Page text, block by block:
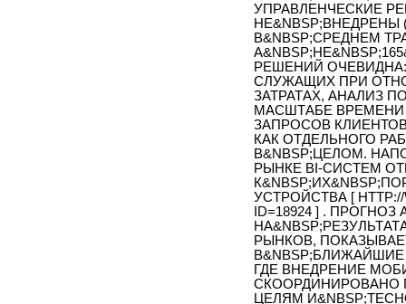
УПРАВЛЕНЧЕСКИЕ
В&NBSP;СРЕДНЕМ
РЕШЕНИЙ
СЛУЖАЩИХ ПРИ
ЗАТРАТАХ, АНАЛИЗ
МАСШТАБЕ ВРЕМЕНИ
ЗАПРОСОВ
КАК ОТДЕЛЬНОГО
В&NBSP;ЦЕЛОМ.
РЫНКЕ BI-СИСТЕМ
УСТРОЙСТВА [ HTTP://
ID=18924 ] .
РЫНКОВ,
ГДЕ ВНЕДРЕНИЕ
СКООРДИНИРОВАНО
ЦЕЛЯМ